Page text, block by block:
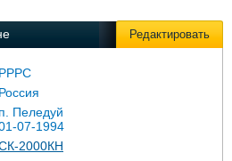
Форум
Редактировать
РРРС
Россия
п. Пеледуй
07-1994
2000КН